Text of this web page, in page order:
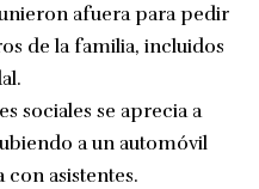
afuera para pedir
de la familia, incluidos
sociales se aprecia a
a un automóvil
asistentes.